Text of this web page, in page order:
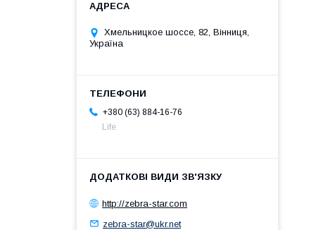
Хмельницкое шоссе, 82, Вінниця,
Україна
+380 (63) 884-16-76
Life
http://zebra-star.com
zebra-star@ukr.net